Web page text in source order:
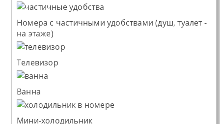
Номера с частичными удобствами (душ, туалет -
на этаже)
Телевизор
Ванна
Мини-холодильник